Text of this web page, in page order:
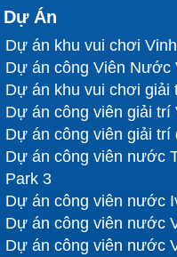
Dự Án
Dự án khu vui chơi
Dự án công Viên Nước
Dự án khu vui chơi giải
Dự án công viên giải trí
Dự án công viên giải trí
Dự án công viên nước
Park 3
Dự án công viên nước
Dự án công viên nước
Dự án công viên nước